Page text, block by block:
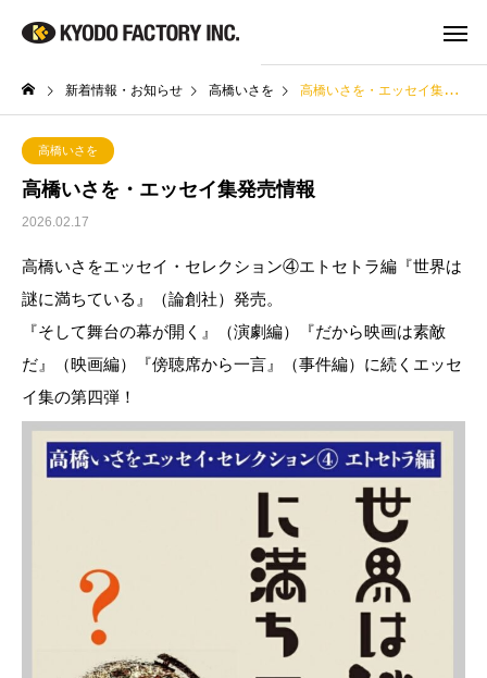
新着情報・お知らせ 高橋いさを 高橋いさを・エッセイ集発売情報
高橋いさを
高橋いさを・エッセイ集発売情報
2026.02.17
高橋いさをエッセイ・セレクション④エトセトラ編『世界は
謎に満ちている』（論創社）発売。
『そして舞台の幕が開く』（演劇編）『だから映画は素敵
だ』（映画編）『傍聴席から一言』（事件編）に続くエッセ
イ集の第四弾！